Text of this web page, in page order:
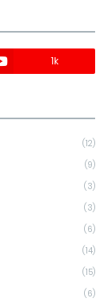
1k
(12)
(9)
(3)
(3)
(6)
(14)
(15)
(6)